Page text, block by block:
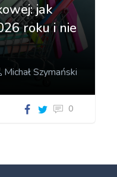
jak
roku i nie
Michał Szymański
0